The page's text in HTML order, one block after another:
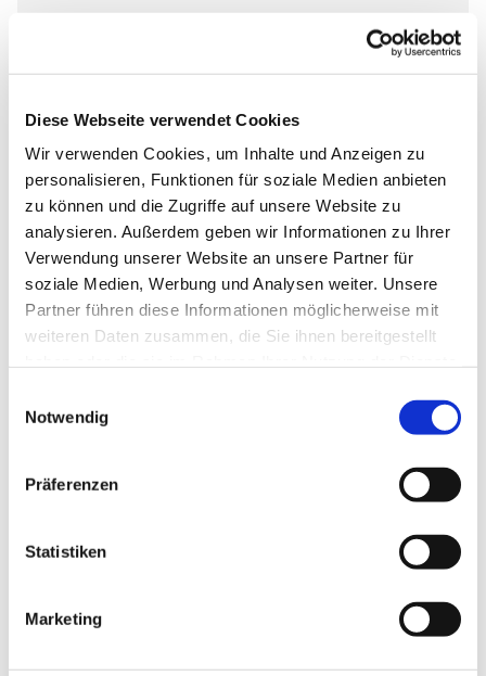
Diese Webseite verwendet Cookies
Wir verwenden Cookies, um Inhalte und Anzeigen zu
personalisieren, Funktionen für soziale Medien anbieten
zu können und die Zugriffe auf unsere Website zu
analysieren. Außerdem geben wir Informationen zu Ihrer
Verwendung unserer Website an unsere Partner für
soziale Medien, Werbung und Analysen weiter. Unsere
Partner führen diese Informationen möglicherweise mit
weiteren Daten zusammen, die Sie ihnen bereitgestellt
Notwendig
Präferenzen
Statistiken
Marketing
Wriezen, Mauerstraße 22, 16269
Wriezen
Dies könnte Sie auch